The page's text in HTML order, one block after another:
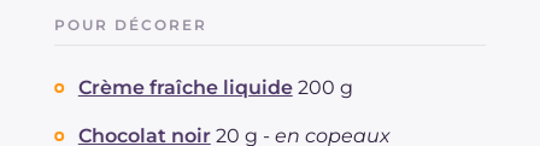
POUR DÉCORER
Crème fraîche liquide 200 g
Chocolat noir 20 g - en copeaux